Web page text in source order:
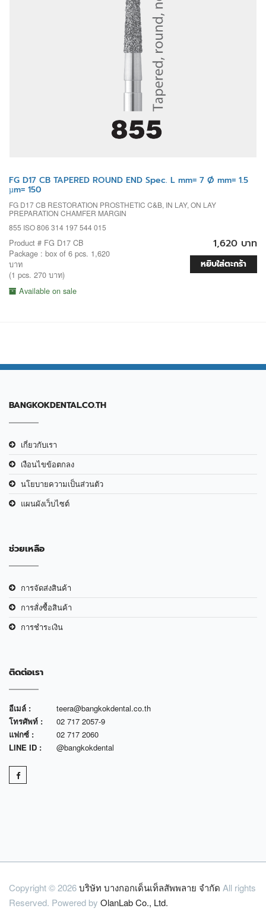
FG D17 CB TAPERED ROUND END Spec. L mm= 7 Ø mm= 1.5
µm= 150
FG D17 CB RESTORATION PROSTHETIC C&B, IN LAY, ON LAY
PREPARATION CHAMFER MARGIN
855 ISO 806 314 197 544 015
Product # FG D17 CB
Package : box of 6 pcs. 1,620
บาท
(1 pcs. 270 บาท)
Available on sale
1,620 บาท
หยิบใส่ตะกร้า
BANGKOKDENTAL.CO.TH
เกี่ยวกับเรา
เงือนไขข้อตกลง
นโยบายความเป็นส่วนตัว
แผนผังเว็บไซต์
ช่วยเหลือ
การจัดส่งสินค้า
การสั่งซื้อสินค้า
การชำระเงิน
ติดต่อเรา
อีเมล์ :
teera@bangkokdental.co.th
โทรศัพท์ :
02 717 2057-9
แฟกซ์ :
02 717 2060
LINE ID :
@bangkokdental
Copyright © 2026บริษัท บางกอกเด็นเท็ลสัพพลาย จำกัด All rights
Reserved. Powered by OlanLab Co., Ltd.